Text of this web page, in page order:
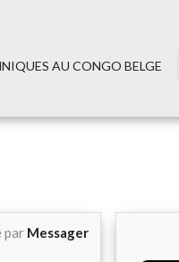
AU CONGO BELGE
par Messager